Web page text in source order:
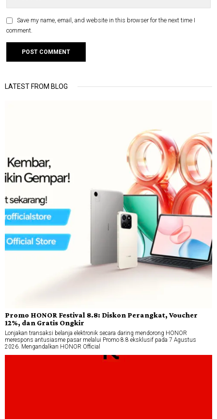
Save my name, email, and website in this browser for the next time I
comment.
LATEST FROM BLOG
Promo HONOR Festival 8.8: Diskon Perangkat, Voucher
12%, dan Gratis Ongkir
Lonjakan transaksi belanja elektronik secara daring mendorong HONOR
merespons antusiasme pasar melalui Promo 8.8 eksklusif pada 7 Agustus
2026. Mengandalkan HONOR Official